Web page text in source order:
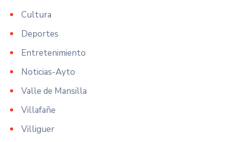
Cultura
Deportes
Entretenimiento
Noticias-Ayto
Valle de Mansilla
Villafañe
Villiguer